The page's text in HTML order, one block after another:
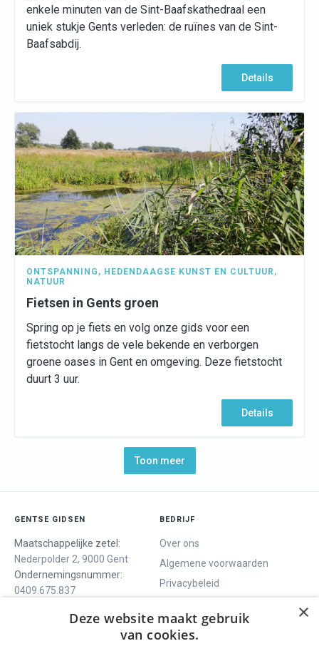
enkele minuten van de Sint-Baafskathedraal een
uniek stukje Gents verleden: de ruïnes van de Sint-
Baafsabdij.
Details
ONTSPANNING , HEDENDAAGSE KUNST EN CULTUUR ,
NATUUR
Fietsen in Gents groen
Spring op je fiets en volg onze gids voor een
fietstocht langs de vele bekende en verborgen
groene oases in Gent en omgeving. Deze fietstocht
duurt 3 uur.
Details
Toon meer
GENTSE GIDSEN
Maatschappelijke zetel:
Nederpolder 2, 9000 Gent
Ondernemingsnummer:
0409.675.837
BEDRIJF
Over ons
Algemene voorwaarden
Privacybeleid
×
Deze website maakt gebruik
van cookies.